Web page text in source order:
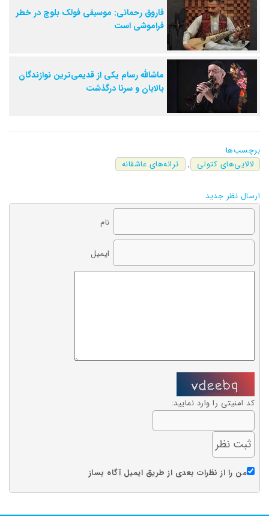
فاروق رحمانی: موسیقی فولک بلوچ در خطر
فراموشی است
ماشالله رسام یکی از قدیمی‌ترین نوازندگان
بالابان و سرنا درگذشت
برچسب‌ها
لالایی‌های کتولی
, ترانه‌های عاشقانه
ارسال نظر جدید
نام
ایمیل
کد امنیتی را وارد نمایید:
من را از نظرات بعدی از طریق ایمیل آگاه بساز